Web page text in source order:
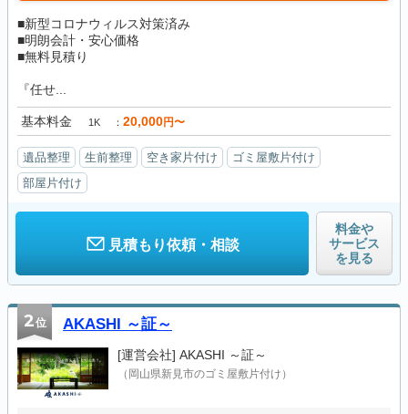
■新型コロナウィルス対策済み
■明朗会計・安心価格
■無料見積り
『任せ...
基本料金 1K 20,000円〜
遺品整理 生前整理 空き家片付け
ゴミ屋敷片付け
部屋片付け
見積もり依頼・相談
料金や
サービス
を見る
2位 AKASHI ～証～
[運営会社] AKASHI ～証～
（岡山県新見市のゴミ屋敷片付け）